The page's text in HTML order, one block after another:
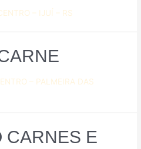
– IJUÍ – RS
– PALMEIRA DAS
CARNES E